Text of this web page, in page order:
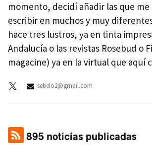
momento, decidí añadir las que me
escribir en muchos y muy
hace tres lustros, ya en tinta
Andalucía o las revistas Rosebud o
magacine) ya en la virtual que aquí
sebelo2@gmail.com
895 noticias publicadas